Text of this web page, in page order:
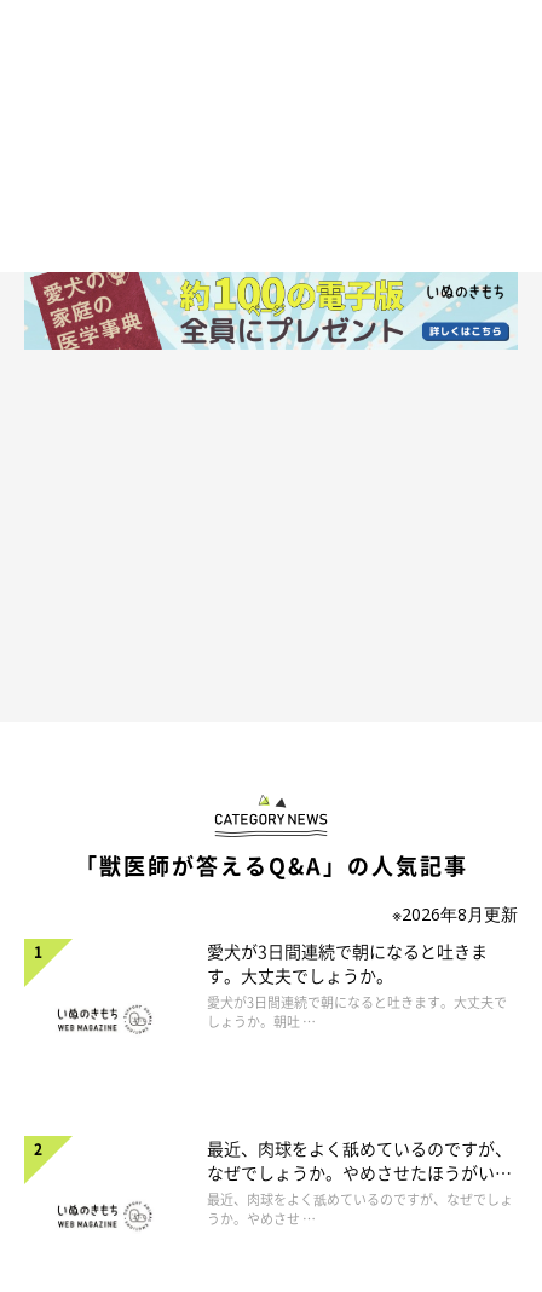
「獣医師が答えるQ&A」の人気記事
※2026年8月更新
愛犬が3日間連続で朝になると吐きま
す。大丈夫でしょうか。
愛犬が3日間連続で朝になると吐きます。大丈夫で
しょうか。朝吐 …
最近、肉球をよく舐めているのですが、
なぜでしょうか。やめさせたほうがいい
のでしょうか。
最近、肉球をよく舐めているのですが、なぜでしょ
うか。やめさせ …